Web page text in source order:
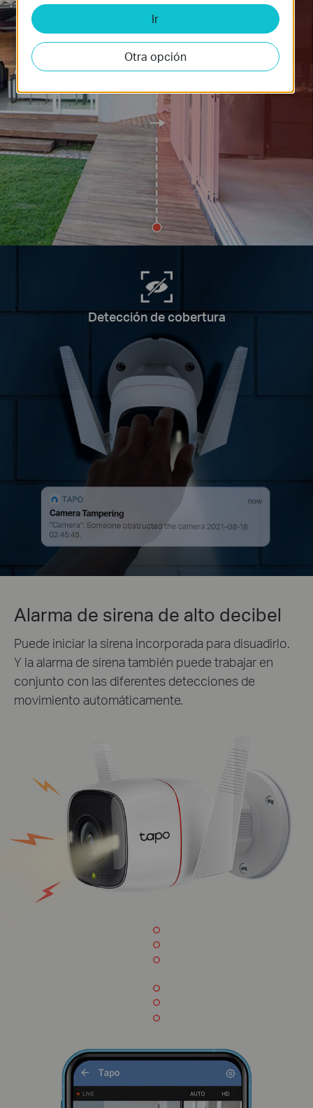
Detección de cobertura
Alarma de sirena de alto decibel
Puede iniciar la sirena incorporada para disuadirlo.
Y la alarma de sirena también puede trabajar en
conjunto con las diferentes detecciones de
movimiento automáticamente.
Ir
Otra opción